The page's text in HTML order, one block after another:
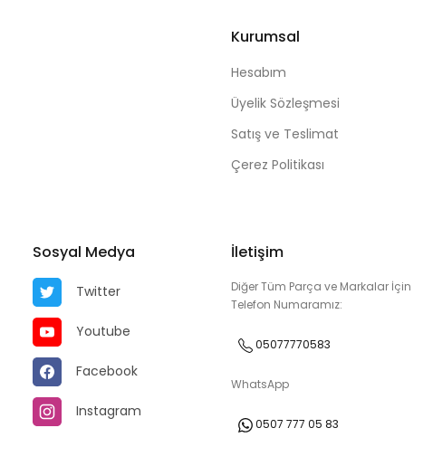
Kurumsal
Hesabım
Üyelik Sözleşmesi
Satış ve Teslimat
Çerez Politikası
Sosyal Medya
Twitter
Youtube
Facebook
Instagram
İletişim
Diğer Tüm Parça ve Markalar İçin
Telefon Numaramız:
05077770583
WhatsApp
0507 777 05 83